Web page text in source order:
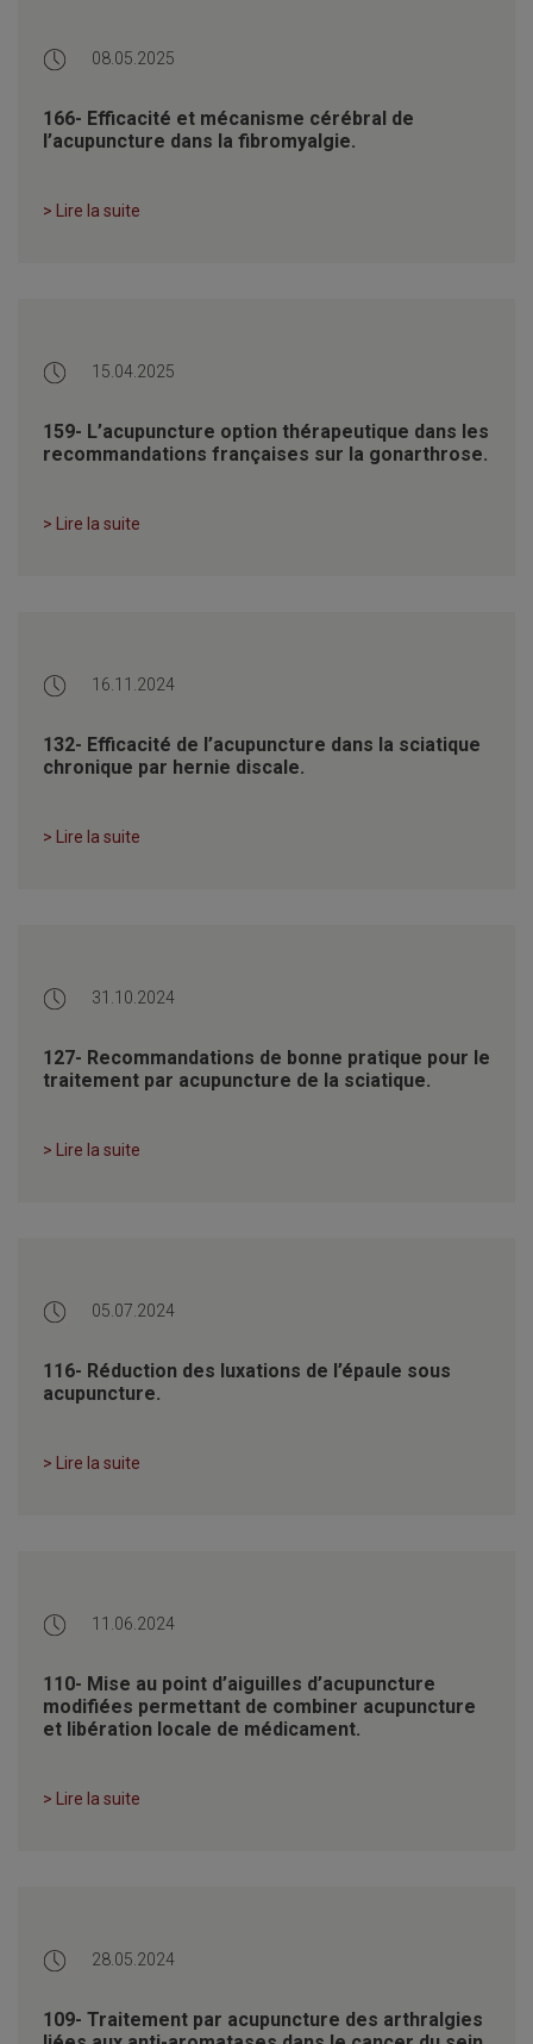
08.05.2025
166- Efficacité et mécanisme cérébral de
l’acupuncture dans la fibromyalgie.
> Lire la suite
15.04.2025
159- L’acupuncture option thérapeutique dans les
recommandations françaises sur la gonarthrose.
> Lire la suite
16.11.2024
132- Efficacité de l’acupuncture dans la sciatique
chronique par hernie discale.
> Lire la suite
31.10.2024
127- Recommandations de bonne pratique pour le
traitement par acupuncture de la sciatique.
> Lire la suite
05.07.2024
116- Réduction des luxations de l’épaule sous
acupuncture.
> Lire la suite
11.06.2024
110- Mise au point d’aiguilles d’acupuncture
modifiées permettant de combiner acupuncture
et libération locale de médicament.
> Lire la suite
28.05.2024
109- Traitement par acupuncture des arthralgies